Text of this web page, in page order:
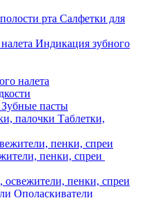
Салфетки для
Индикация зубного
налета
Зубные пасты
Таблетки,
пенки, спреи
освежители, пенки, спреи
Ополаскиватели